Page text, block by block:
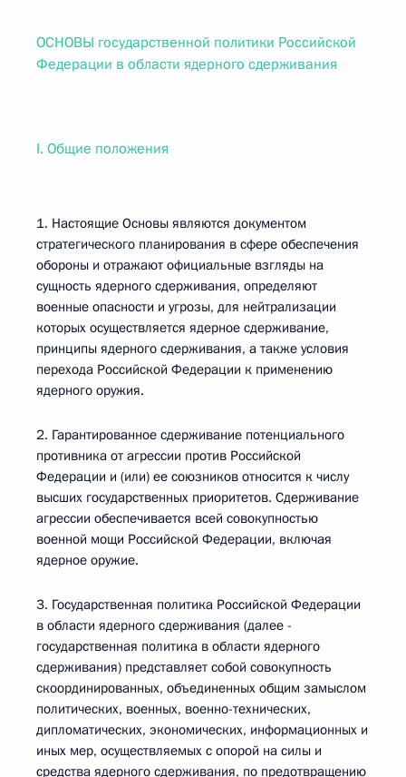
ОСНОВЫ государственной политики Российской
Федерации в области ядерного сдерживания
I. Общие положения
1. Настоящие Основы являются документом
стратегического планирования в сфере обеспечения
обороны и отражают официальные взгляды на
сущность ядерного сдерживания, определяют
военные опасности и угрозы, для нейтрализации
которых осуществляется ядерное сдерживание,
принципы ядерного сдерживания, а также условия
перехода Российской Федерации к применению
ядерного оружия.
2. Гарантированное сдерживание потенциального
противника от агрессии против Российской
Федерации и (или) ее союзников относится к числу
высших государственных приоритетов. Сдерживание
агрессии обеспечивается всей совокупностью
военной мощи Российской Федерации, включая
ядерное оружие.
3. Государственная политика Российской Федерации
в области ядерного сдерживания (далее -
государственная политика в области ядерного
сдерживания) представляет собой совокупность
скоординированных, объединенных общим замыслом
политических, военных, военно-технических,
дипломатических, экономических, информационных и
иных мер, осуществляемых с опорой на силы и
средства ядерного сдерживания, по предотвращению